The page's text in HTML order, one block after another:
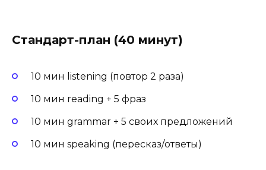
Стандарт-план (40 минут)
10 мин listening (повтор 2 раза)
10 мин reading + 5 фраз
10 мин grammar + 5 своих предложений
10 мин speaking (пересказ/ответы)